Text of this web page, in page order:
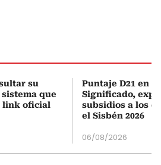
su
que
link oficial
Puntaje D21 en
Significado,
subsidios a los
el Sisbén 2026
06/08/2026